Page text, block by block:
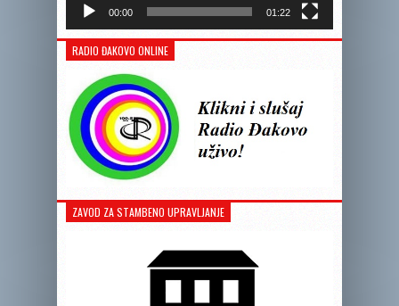
00:00 01:22
RADIO ĐAKOVO ONLINE
ZAVOD ZA STAMBENO UPRAVLJANJE